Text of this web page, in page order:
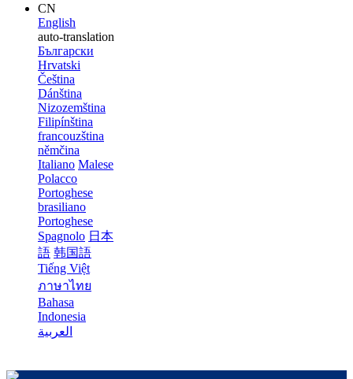
CN
English
auto-translation
Български
Hrvatski
Čeština
Dánština
Nizozemština
Filipínština
francouzština
němčina
Italiano Malese
Polacco
Portoghese
brasiliano
Portoghese
Spagnolo 日本
語 韩国語
Tiếng Việt
ภาษาไทย
Bahasa
Indonesia
العربية